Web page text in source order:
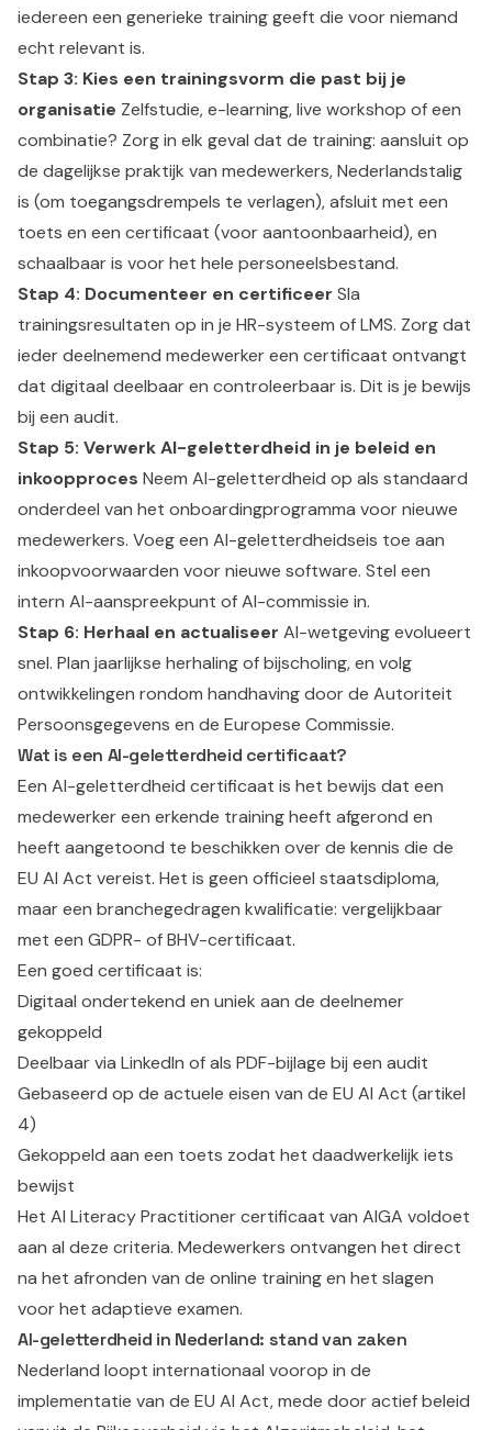
iedereen een generieke training geeft die voor niemand
echt relevant is.
Stap 3: Kies een trainingsvorm die past bij je
organisatie Zelfstudie, e-learning, live workshop of een
combinatie? Zorg in elk geval dat de training: aansluit op
de dagelijkse praktijk van medewerkers, Nederlandstalig
is (om toegangsdrempels te verlagen), afsluit met een
toets en een certificaat (voor aantoonbaarheid), en
schaalbaar is voor het hele personeelsbestand.
Stap 4: Documenteer en certificeer Sla
trainingsresultaten op in je HR-systeem of LMS. Zorg dat
ieder deelnemend medewerker een certificaat ontvangt
dat digitaal deelbaar en controleerbaar is. Dit is je bewijs
bij een audit.
Stap 5: Verwerk AI-geletterdheid in je beleid en
inkoopproces Neem AI-geletterdheid op als standaard
onderdeel van het onboardingprogramma voor nieuwe
medewerkers. Voeg een AI-geletterdheidseis toe aan
inkoopvoorwaarden voor nieuwe software. Stel een
intern AI-aanspreekpunt of AI-commissie in.
Stap 6: Herhaal en actualiseer AI-wetgeving evolueert
snel. Plan jaarlijkse herhaling of bijscholing, en volg
ontwikkelingen rondom handhaving door de Autoriteit
Persoonsgegevens en de Europese Commissie.
Wat is een AI-geletterdheid certificaat?
Een AI-geletterdheid certificaat is het bewijs dat een
medewerker een erkende training heeft afgerond en
heeft aangetoond te beschikken over de kennis die de
EU AI Act vereist. Het is geen officieel staatsdiploma,
maar een branchegedragen kwalificatie: vergelijkbaar
met een GDPR- of BHV-certificaat.
Een goed certificaat is:
Digitaal ondertekend en uniek aan de deelnemer
gekoppeld
Deelbaar via LinkedIn of als PDF-bijlage bij een audit
Gebaseerd op de actuele eisen van de EU AI Act (artikel
4)
Gekoppeld aan een toets zodat het daadwerkelijk iets
bewijst
Het AI Literacy Practitioner certificaat van AIGA voldoet
aan al deze criteria. Medewerkers ontvangen het direct
na het afronden van de online training en het slagen
voor het adaptieve examen.
AI-geletterdheid in Nederland: stand van zaken
Nederland loopt internationaal voorop in de
implementatie van de EU AI Act, mede door actief beleid